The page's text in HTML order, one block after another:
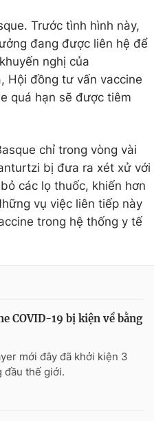
Trước tình hình này,
đang được liên hệ để
nghị của
Hội đồng tư vấn vaccine
quá hạn sẽ được tiêm
chỉ trong vòng vài
bị đưa ra xét xử với
các lọ thuốc, khiến hơn
vụ việc liên tiếp này
trong hệ thống y tế
COVID-19 bị kiện về bằng
mới đây đã khởi kiện 3
đầu thế giới.